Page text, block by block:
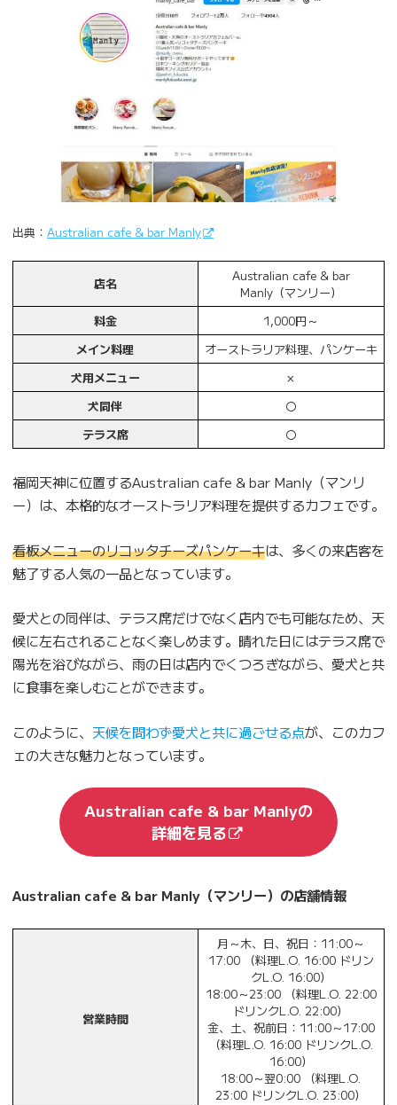
出典： Australian cafe & bar Manly
店名
Australian cafe & bar
Manly（マンリー）
料金
1,000円～
メイン料理
オーストラリア料理、パンケーキ
犬用メニュー
×
犬同伴
〇
テラス席
〇
福岡天神に位置するAustralian cafe & bar Manly（マンリ
ー）は、本格的なオーストラリア料理を提供するカフェです。
看板メニューのリコッタチーズパンケーキは、多くの来店客を
魅了する人気の一品となっています。
愛犬との同伴は、テラス席だけでなく店内でも可能なため、天
候に左右されることなく楽しめます。晴れた日にはテラス席で
陽光を浴びながら、雨の日は店内でくつろぎながら、愛犬と共
に食事を楽しむことができます。
このように、 天候を問わず愛犬と共に過ごせる点が、このカフ
ェの大きな魅力となっています。
Australian cafe & bar Manlyの
詳細を見る
Australian cafe & bar Manly（マンリー）の店舗情報
営業時間
月～木、日、祝日：11:00～
17:00 （料理L.O. 16:00 ドリン
クL.O. 16:00）
18:00～23:00 （料理L.O. 22:00
ドリンクL.O. 22:00）
金、土、祝前日：11:00～17:00
（料理L.O. 16:00 ドリンクL.O.
16:00）
18:00～翌0:00 （料理L.O.
23:00 ドリンクL.O. 23:00）